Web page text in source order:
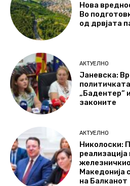
Нова
Во
од дрвјата
АКТУЕЛНО
Јаневска:
„Бадентер“
законите
АКТУЕЛНО
Николоски:
Македонија
на Балканот